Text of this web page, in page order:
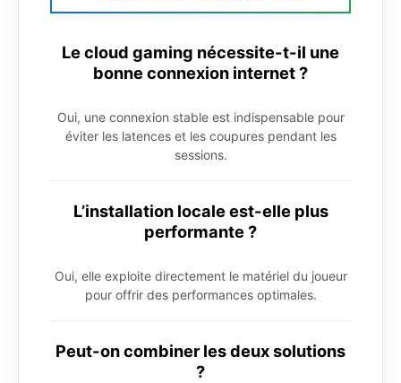
Le cloud gaming nécessite-t-il une
bonne connexion internet ?
Oui, une connexion stable est indispensable pour
éviter les latences et les coupures pendant les
sessions.
L’installation locale est-elle plus
performante ?
Oui, elle exploite directement le matériel du joueur
pour offrir des performances optimales.
Peut-on combiner les deux solutions
?